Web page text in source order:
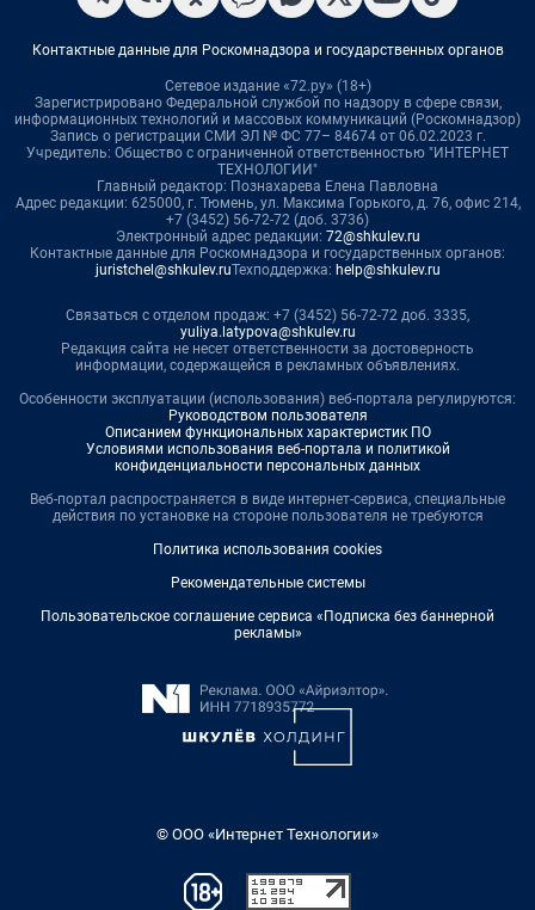
Контактные данные для Роскомнадзора и государственных органов
Сетевое издание «72.ру» (18+)
Зарегистрировано Федеральной службой по надзору в сфере связи,
информационных технологий и массовых коммуникаций (Роскомнадзор)
Запись о регистрации СМИ ЭЛ № ФС 77– 84674 от 06.02.2023 г.
Учредитель: Общество с ограниченной ответственностью "ИНТЕРНЕТ
ТЕХНОЛОГИИ"
Главный редактор: Познахарева Елена Павловна
Адрес редакции: 625000, г. Тюмень, ул. Максима Горького, д. 76, офис 214,
+7 (3452) 56-72-72 (доб. 3736)
Электронный адрес редакции: 72@shkulev.ru
Контактные данные для Роскомнадзора и государственных органов:
juristchel@shkulev.ruТехподдержка: help@shkulev.ru
Связаться с отделом продаж: +7 (3452) 56-72-72 доб. 3335,
yuliya.latypova@shkulev.ru
Редакция сайта не несет ответственности за достоверность
информации, содержащейся в рекламных объявлениях.
Особенности эксплуатации (использования) веб-портала регулируются:
Руководством пользователя
Описанием функциональных характеристик ПО
Условиями использования веб-портала и политикой
конфиденциальности персональных данных
Веб-портал распространяется в виде интернет-сервиса, специальные
действия по установке на стороне пользователя не требуются
Политика использования cookies
Рекомендательные системы
Пользовательское соглашение сервиса «Подписка без баннерной
рекламы»
© ООО «Интернет Технологии»